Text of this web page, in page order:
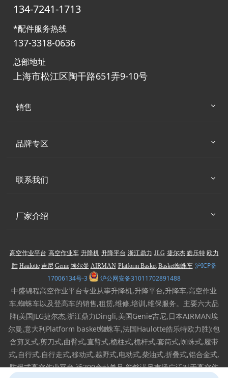
134-7241-1713
*配件服务热线
137-3318-0636
总部地址
上海市松江区陶干路651弄9-10号
销售
品牌专区
联系我们
厂家介绍
高空作业平台 高空作业车 升降机 升降平台 浙江鼎力 JLG 捷尔杰 皓乐特 欧力
胜 Haulotte 吉尼 Genie 埃尔曼 AIRMAN Platform Basket Basket蜘蛛车 沪ICP备
17006134号-3
沪公网安备31011702891488
中盛锦程高空作业平台专业从事升降机,升降平台,升降车,高空作业
车,蜘蛛车以及登高车的销售,租赁,维修,培训,维保服务。主要六大品
牌(美国JLG捷尔杰,浙江鼎力Dingli,美国Genie吉尼,日本AIRMAN埃
尔曼,意大利Platform basket蜘蛛车,法国Haulotte皓乐特欧力胜):包
含剪叉式,剪刀式,曲臂式,直臂式,桅柱式,桅杆式,套筒式,蜘蛛式,履带
式,自行式,自行走式,移动式,越野式,电动式,柴油式,折叠式,铝合金式,
防爆式高空作业平台,近300余种单品,能够满足市场广泛对于高空作